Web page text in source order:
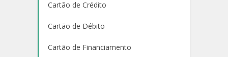
Cartão de Crédito
Cartão de Débito
Cartão de Financiamento